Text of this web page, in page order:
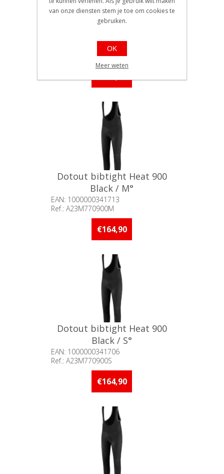
Dotout bibtight Heat 900
EAN: 1000000341720
Ref.: A23M770900L
Beschikbaarheid:: Minder dan 5
Dotout bibtight Heat 900
Black / M°
EAN: 1000000341713
Ref.: A23M770900M
Beschikbaarheid:: Minder dan 5
stuks op voorraad
€164,90
Dotout bibtight Heat 900
Black / S°
EAN: 1000000341706
Ref.: A23M770900S
Beschikbaarheid:: Minder dan 5
stuks op voorraad
€164,90
van onze diensten stem je toe om cookies te
gebruiken.
OK
Meer weten